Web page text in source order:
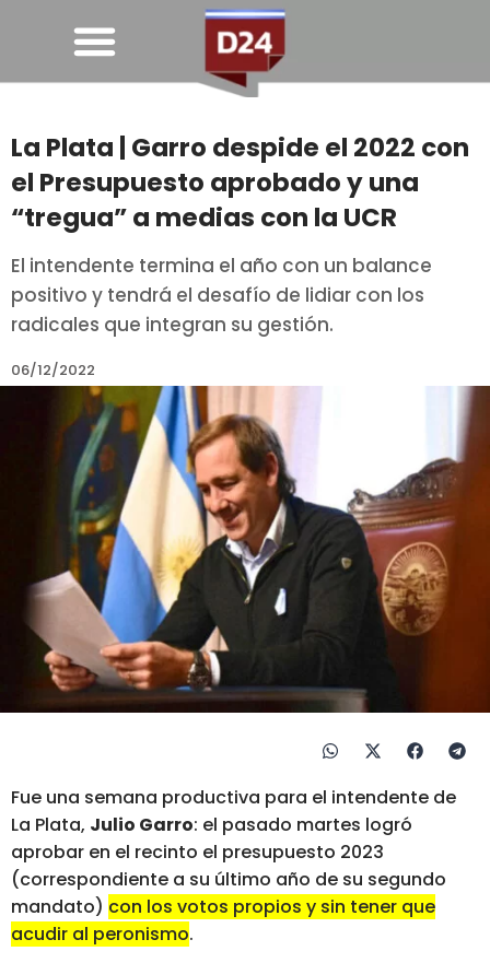
La Plata | Garro despide el 2022 con
el Presupuesto aprobado y una
“tregua” a medias con la UCR
El intendente termina el año con un balance
positivo y tendrá el desafío de lidiar con los
radicales que integran su gestión.
06/12/2022
Fue una semana productiva para el intendente de
La Plata, Julio Garro: el pasado martes logró
aprobar en el recinto el presupuesto 2023
(correspondiente a su último año de su segundo
mandato) con los votos propios y sin tener que
acudir al peronismo.